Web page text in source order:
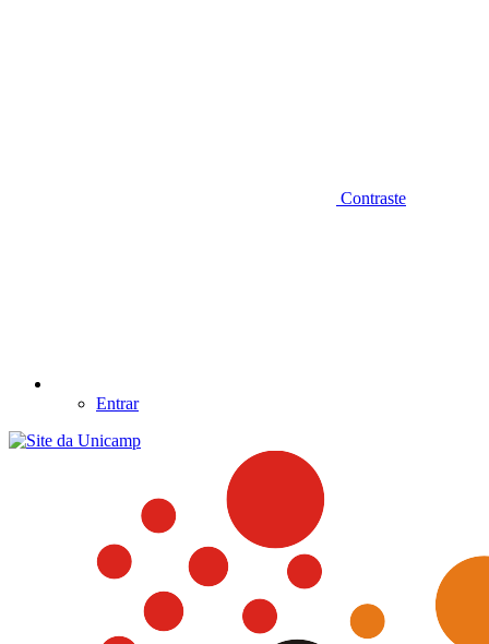
Contraste
Entrar